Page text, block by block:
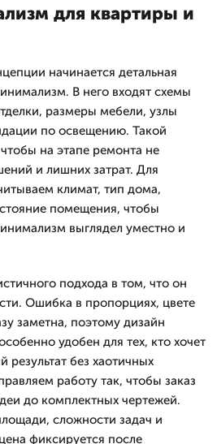
для квартиры и
начинается детальная
В него входят схемы
размеры мебели, узлы
по освещению. Такой
на этапе ремонта не
и лишних затрат. Для
климат, тип дома,
помещения, чтобы
выглядел уместно и
подхода в том, что он
Ошибка в пропорциях, цвете
заметна, поэтому дизайн
удобен для тех, кто хочет
результат без хаотичных
работу так, чтобы заказ
до комплектных чертежей.
сложности задач и
фиксируется после